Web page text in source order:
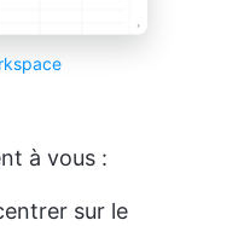
à vous :
sur le